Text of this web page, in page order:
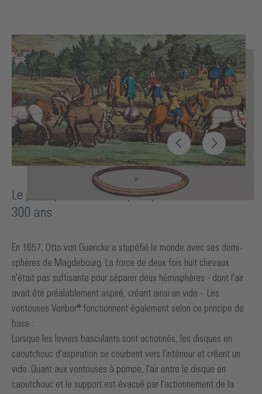
Le principe du vide - depuis plus de
300 ans
En 1657, Otto von Guericke a stupéfié le monde avec ses demi-
sphères de Magdebourg. La force de deux fois huit chevaux
n'était pas suffisante pour séparer deux hémisphères - dont l'air
avait été préalablement aspiré, créant ainsi un vide -. Les
ventouses Veribor® fonctionnent également selon ce principe de
base :
Lorsque les leviers basculants sont actionnés, les disques en
caoutchouc d'aspiration se courbent vers l'intérieur et créent un
vide. Quant aux ventouses à pompe, l'air entre le disque en
caoutchouc et le support est évacué par l'actionnement de la